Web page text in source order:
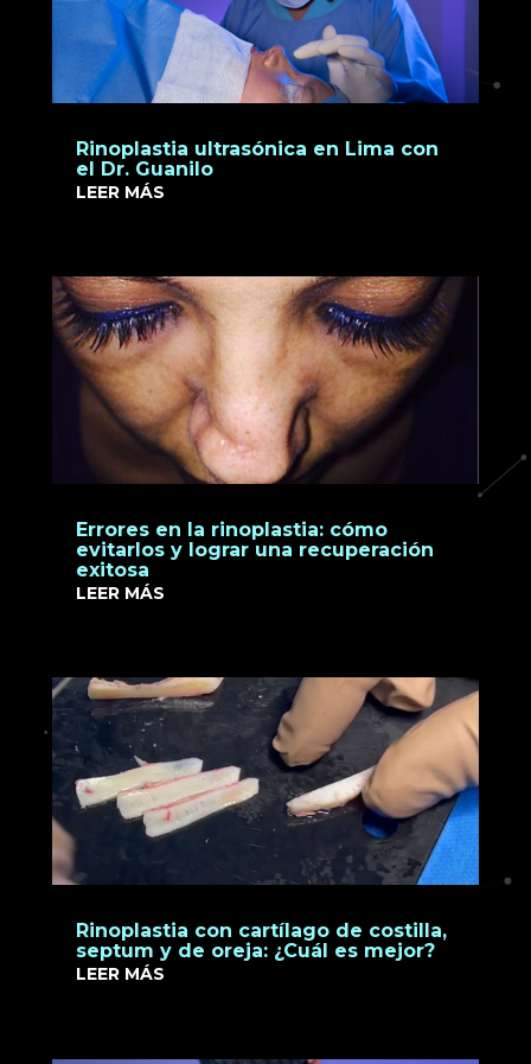
Rinoplastia ultrasónica en Lima con
el Dr. Guanilo
LEER MÁS
Errores en la rinoplastia: cómo
evitarlos y lograr una recuperación
exitosa
LEER MÁS
Rinoplastia con cartílago de costilla,
septum y de oreja: ¿Cuál es mejor?
LEER MÁS